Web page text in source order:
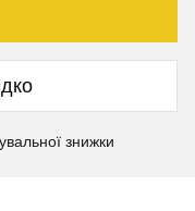
знижки